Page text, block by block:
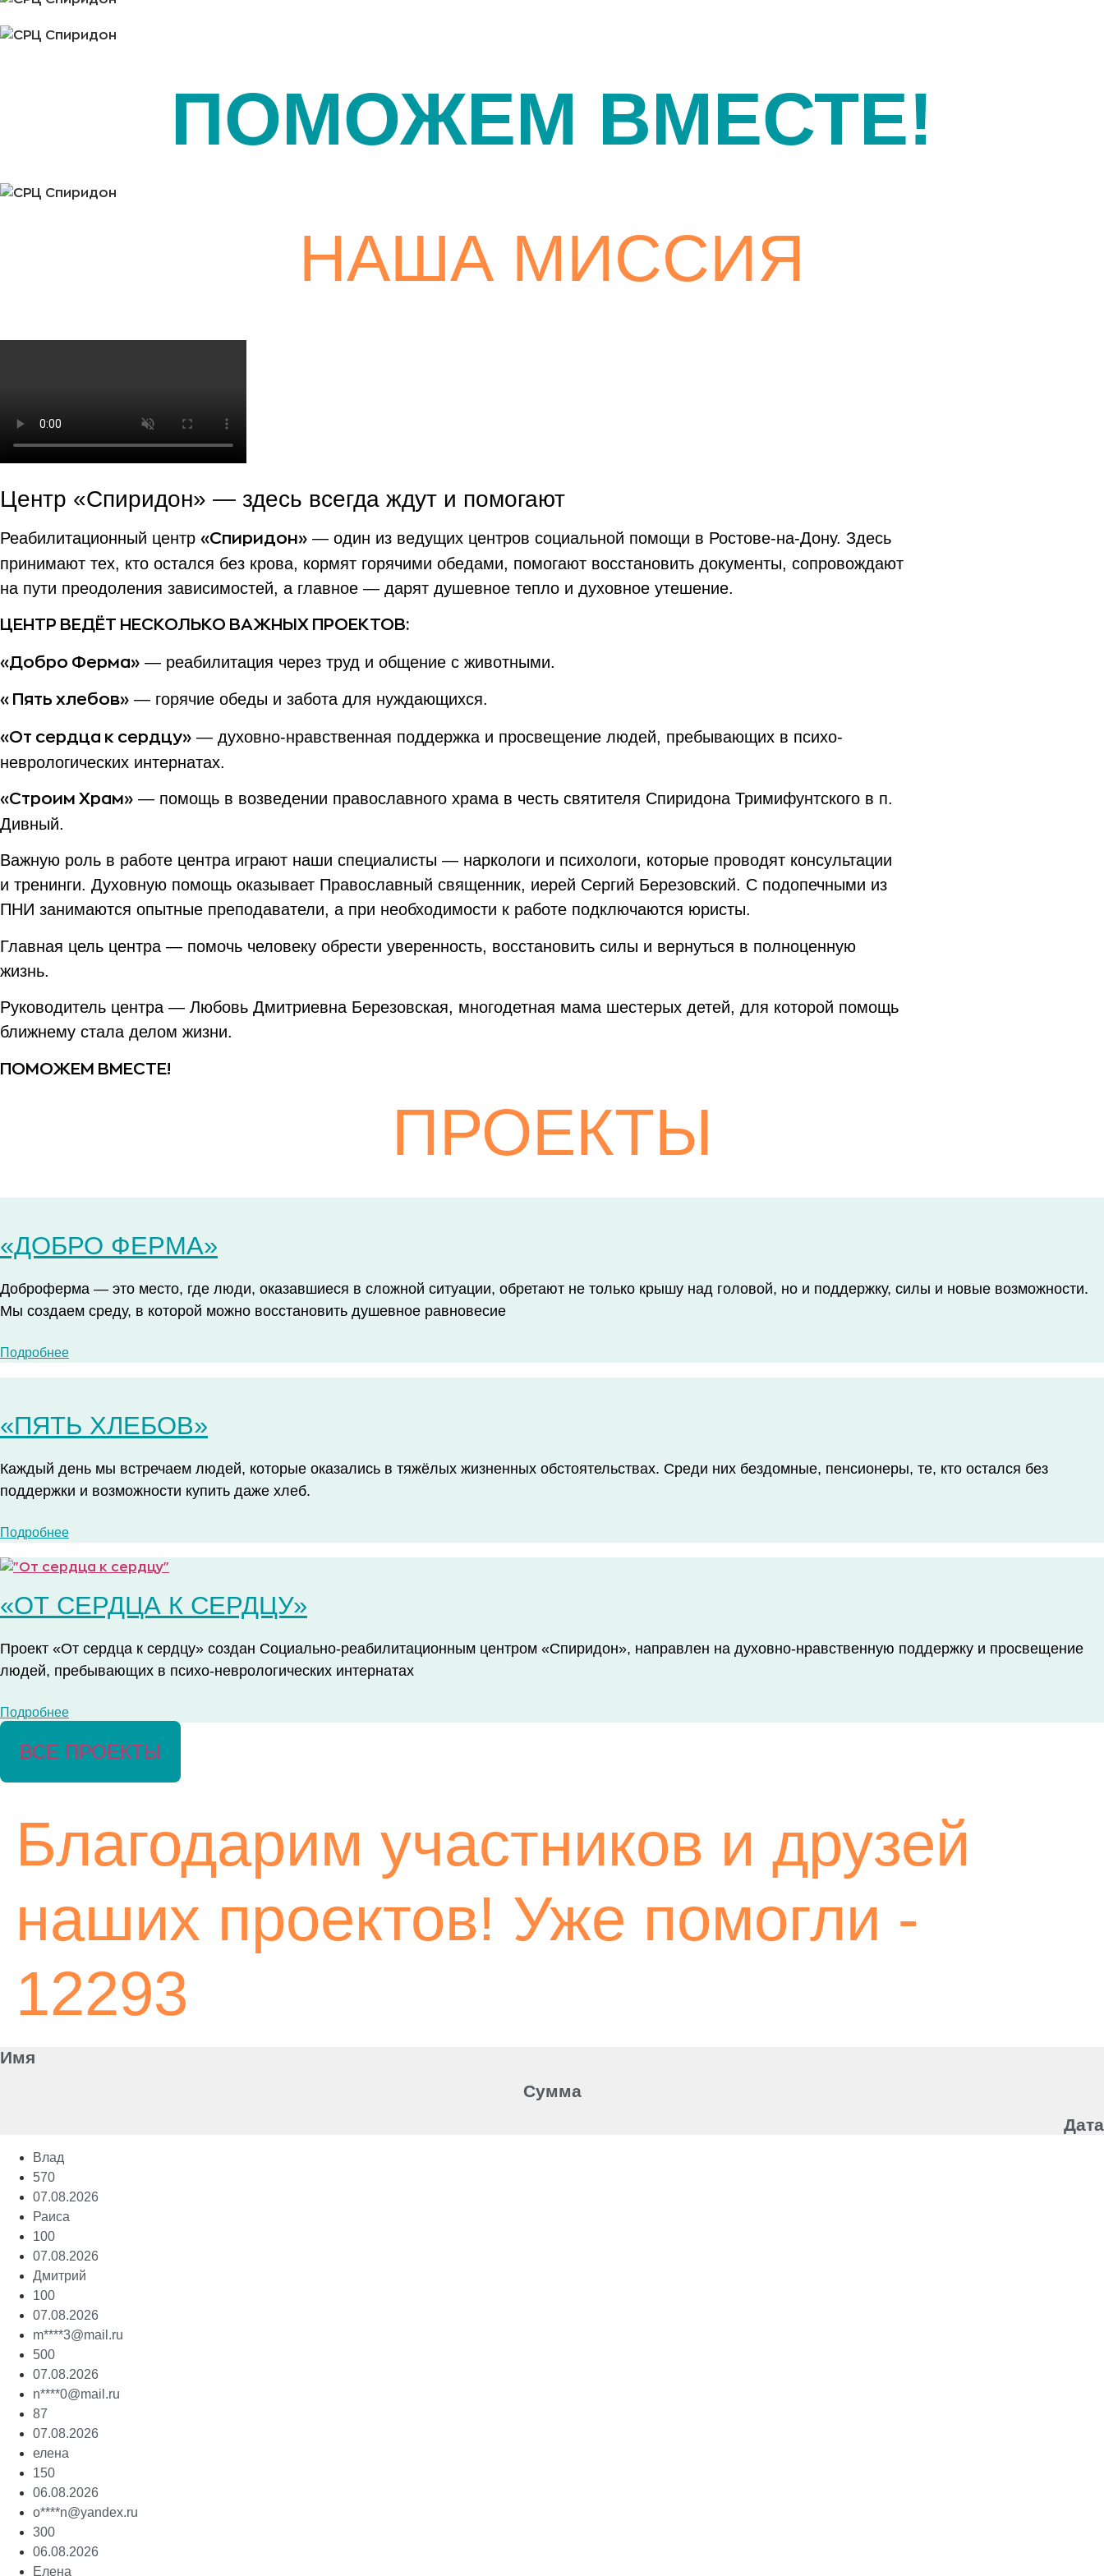
ПОМОЖЕМ ВМЕСТЕ!
НАША МИССИЯ
Центр «Спиридон» — здесь всегда ждут и помогают
Реабилитационный центр «Спиридон» — один из ведущих центров социальной помощи в Ростове-на-Дону. Здесь
принимают тех, кто остался без крова, кормят горячими обедами, помогают восстановить документы, сопровождают
на пути преодоления зависимостей, а главное — дарят душевное тепло и духовное утешение.
ЦЕНТР ВЕДЁТ НЕСКОЛЬКО ВАЖНЫХ ПРОЕКТОВ:
«Добро Ферма» — реабилитация через труд и общение с животными.
«Пять хлебов» — горячие обеды и забота для нуждающихся.
«От сердца к сердцу» — духовно-нравственная поддержка и просвещение людей, пребывающих в психо-
неврологических интернатах.
«Строим Храм» — помощь в возведении православного храма в честь святителя Спиридона Тримифунтского в п.
Дивный.
Важную роль в работе центра играют наши специалисты — наркологи и психологи, которые проводят консультации
и тренинги. Духовную помощь оказывает Православный священник, иерей Сергий Березовский. С подопечными из
ПНИ занимаются опытные преподаватели, а при необходимости к работе подключаются юристы.
Главная цель центра — помочь человеку обрести уверенность, восстановить силы и вернуться в полноценную
жизнь.
Руководитель центра — Любовь Дмитриевна Березовская, многодетная мама шестерых детей, для которой помощь
ближнему стала делом жизни.
ПОМОЖЕМ ВМЕСТЕ!
ПРОЕКТЫ
«ДОБРО ФЕРМА»
Доброферма — это место, где люди, оказавшиеся в сложной ситуации, обретают не только крышу над головой, но и поддержку, силы и новые возможности.
Мы создаем среду, в которой можно восстановить душевное равновесие
Подробнее
«ПЯТЬ ХЛЕБОВ»
Каждый день мы встречаем людей, которые оказались в тяжёлых жизненных обстоятельствах. Среди них бездомные, пенсионеры, те, кто остался без
поддержки и возможности купить даже хлеб.
Подробнее
«ОТ СЕРДЦА К СЕРДЦУ»
Проект «От сердца к сердцу» создан Социально-реабилитационным центром «Спиридон», направлен на духовно-нравственную поддержку и просвещение
людей, пребывающих в психо-неврологических интернатах
Подробнее
ВСЕ ПРОЕКТЫ
Благодарим участников и друзей
наших проектов! Уже помогли -
12293
Имя
Сумма
Дата
Влад
570
07.08.2026
Раиса
100
07.08.2026
Дмитрий
100
07.08.2026
m****3@mail.ru
500
07.08.2026
n****0@mail.ru
87
07.08.2026
елена
150
06.08.2026
o****n@yandex.ru
300
06.08.2026
Елена